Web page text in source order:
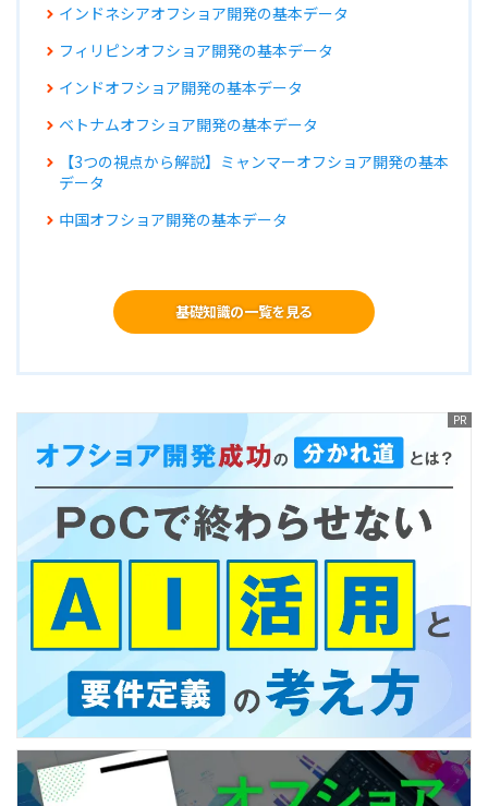
インドネシアオフショア開発の基本データ
フィリピンオフショア開発の基本データ
インドオフショア開発の基本データ
ベトナムオフショア開発の基本データ
【3つの視点から解説】ミャンマーオフショア開発の基本
データ
中国オフショア開発の基本データ
基礎知識の一覧を見る